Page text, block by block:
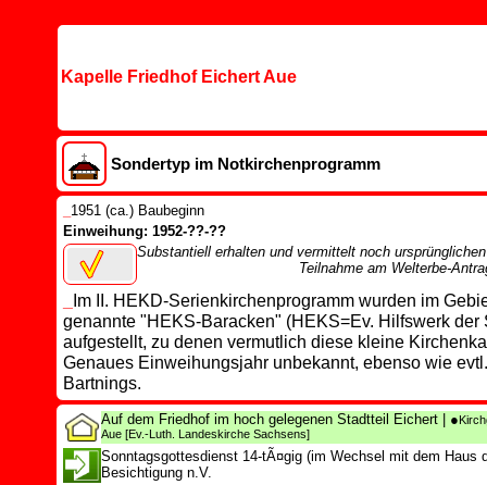
Kapelle Friedhof Eichert Aue
Sondertyp im Notkirchenprogramm
1951 (ca.) Baubeginn
Einweihung: 1952-??-??
Substantiell erhalten und vermittelt noch
Teilnahme am Welterbe-
Im II. HEKD-Serienkirchenprogramm wurden im
genannte "HEKS-Baracken" (HEKS=Ev. Hilfswerk der
aufgestellt, zu denen vermutlich diese kleine
Genaues Einweihungsjahr unbekannt, ebenso wie
Bartnings.
Auf dem Friedhof im hoch gelegenen Stadtteil Eichert | ●
Aue [Ev.-Luth. Landeskirche Sachsens]
Sonntagsgottesdienst 14-tÃ¤gig (im Wechsel mit dem Haus
Besichtigung n.V.